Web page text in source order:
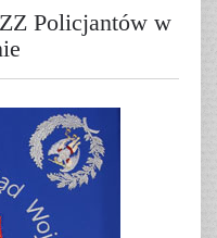
Policjantów w